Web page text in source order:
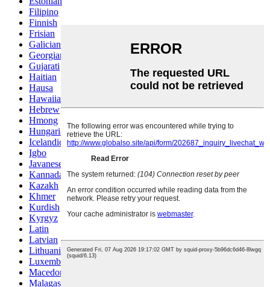
Filipino
Finnish
Frisian
Galician
Georgian
Gujarati
Haitian
Hausa
Hawaiian
Hebrew
Hmong
Hungarian
Icelandic
Igbo
Javanese
Kannada
Kazakh
Khmer
Kurdish
Kyrgyz
Latin
Latvian
Lithuanian
Luxembou..
Macedonian
Malagasy